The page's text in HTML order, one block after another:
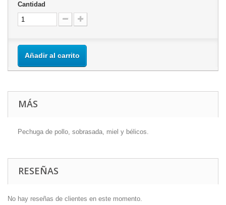
Cantidad
Añadir al carrito
MÁS
Pechuga de pollo, sobrasada, miel y bélicos.
RESEÑAS
No hay reseñas de clientes en este momento.